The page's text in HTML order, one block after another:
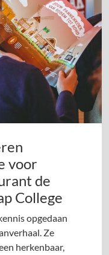
voor
de
College
opgedaan
Ze
herkenbaar,